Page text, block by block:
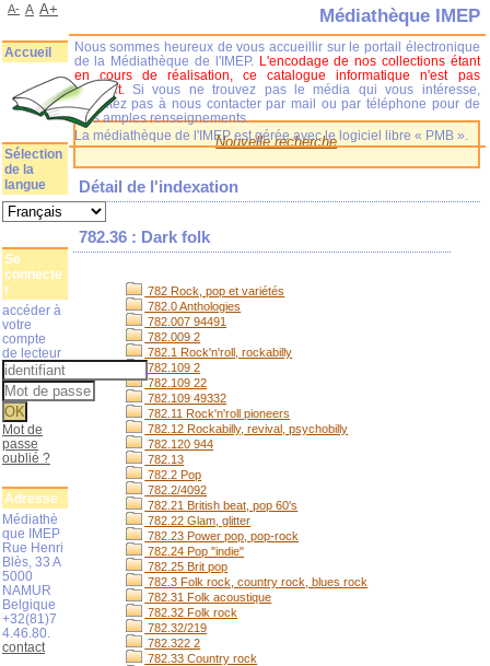
Nouvelle recherche
Détail de l'indexation
782.36 : Dark folk
782 Rock, pop et variétés
782.0 Anthologies
782.007 94491
782.009 2
782.1 Rock'n'roll, rockabilly
782.109 2
782.109 22
782.109 49332
782.11 Rock'n'roll pioneers
782.12 Rockabilly, revival, psychobilly
782.120 944
782.13
782.2 Pop
782.2/4092
782.21 British beat, pop 60's
782.22 Glam, glitter
782.23 Power pop, pop-rock
782.24 Pop "indie"
782.25 Brit pop
782.3 Folk rock, country rock, blues rock
782.31 Folk acoustique
782.32 Folk rock
782.32/219
782.322 2
782.33 Country rock
Médiathèque IMEP
Nous sommes heureux de vous accueillir sur le portail électronique
de la Médiathèque de l'IMEP. L'encodage de nos collections étant
en cours de réalisation, ce catalogue informatique n'est pas
complet.
Si vous ne trouvez pas le média qui vous intéresse,
n'hésitez pas à nous contacter par mail ou par téléphone pour de
plus amples renseignements.
La médiathèque de l'IMEP est gérée avec le logiciel libre « PMB ».
A- A A+
Accueil
Sélection
de la
langue
Se
connecte
r
accéder à
votre
compte
de lecteur
Mot de
passe
oublié ?
Adresse
Médiathè
que IMEP
Rue Henri
Blès, 33 A
5000
NAMUR
Belgique
+32(81)7
4.46.80.
contact